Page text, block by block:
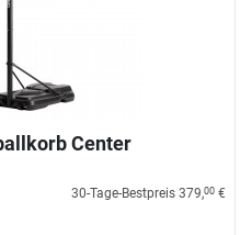
Center
30-Tage-Bestpreis 379,00 €